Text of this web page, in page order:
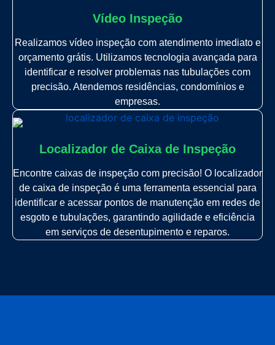
Vídeo Inspeção
Realizamos vídeo inspeção com atendimento imediato e
orçamento grátis. Utilizamos tecnologia avançada para
identificar e resolver problemas nas tubulações com
precisão. Atendemos residências, condomínios e
empresas.
Localizador de Caixa de Inspeção
Encontre caixas de inspeção com precisão! O localizador
de caixa de inspeção é uma ferramenta essencial para
identificar e acessar pontos de manutenção em redes de
esgoto e tubulações, garantindo agilidade e eficiência
em serviços de desentupimento e reparos.